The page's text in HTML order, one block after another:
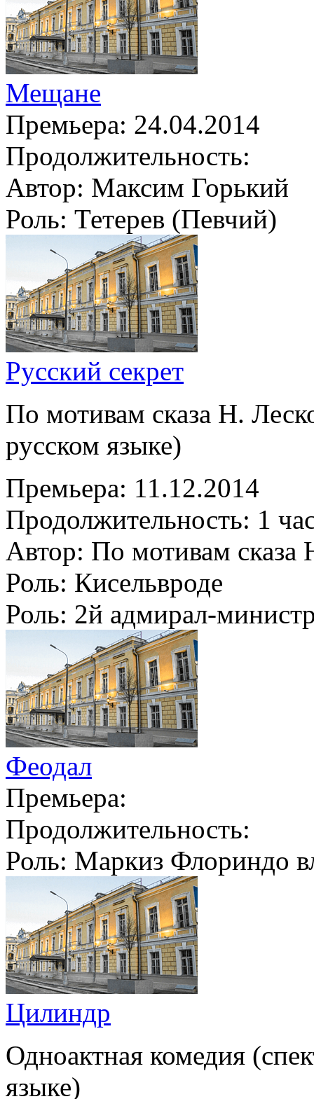
Мещане
Премьера: 24.04.2014
Продолжительность:
Автор: Максим Горький
Роль: Тетерев (Певчий)
Русский секрет
По мотивам сказа Н.
русском языке)
Премьера: 11.12.2014
Продолжительность: 1
Автор: По мотивам сказа
Роль: Кисельвроде
Роль: 2й адмирал-
Феодал
Премьера:
Продолжительность:
Роль: Маркиз Флориндо
Цилиндр
Одноактная комедия
языке)